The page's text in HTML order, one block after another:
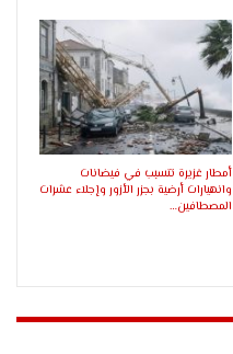
أمطار غزيرة تتسبب في فيضانات
وانهيارات أرضية بجزر الأزور وإجلاء عشرات
المصطافين…